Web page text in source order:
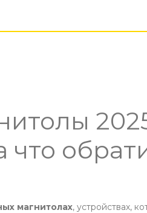
что
магнитолах, устройствах,